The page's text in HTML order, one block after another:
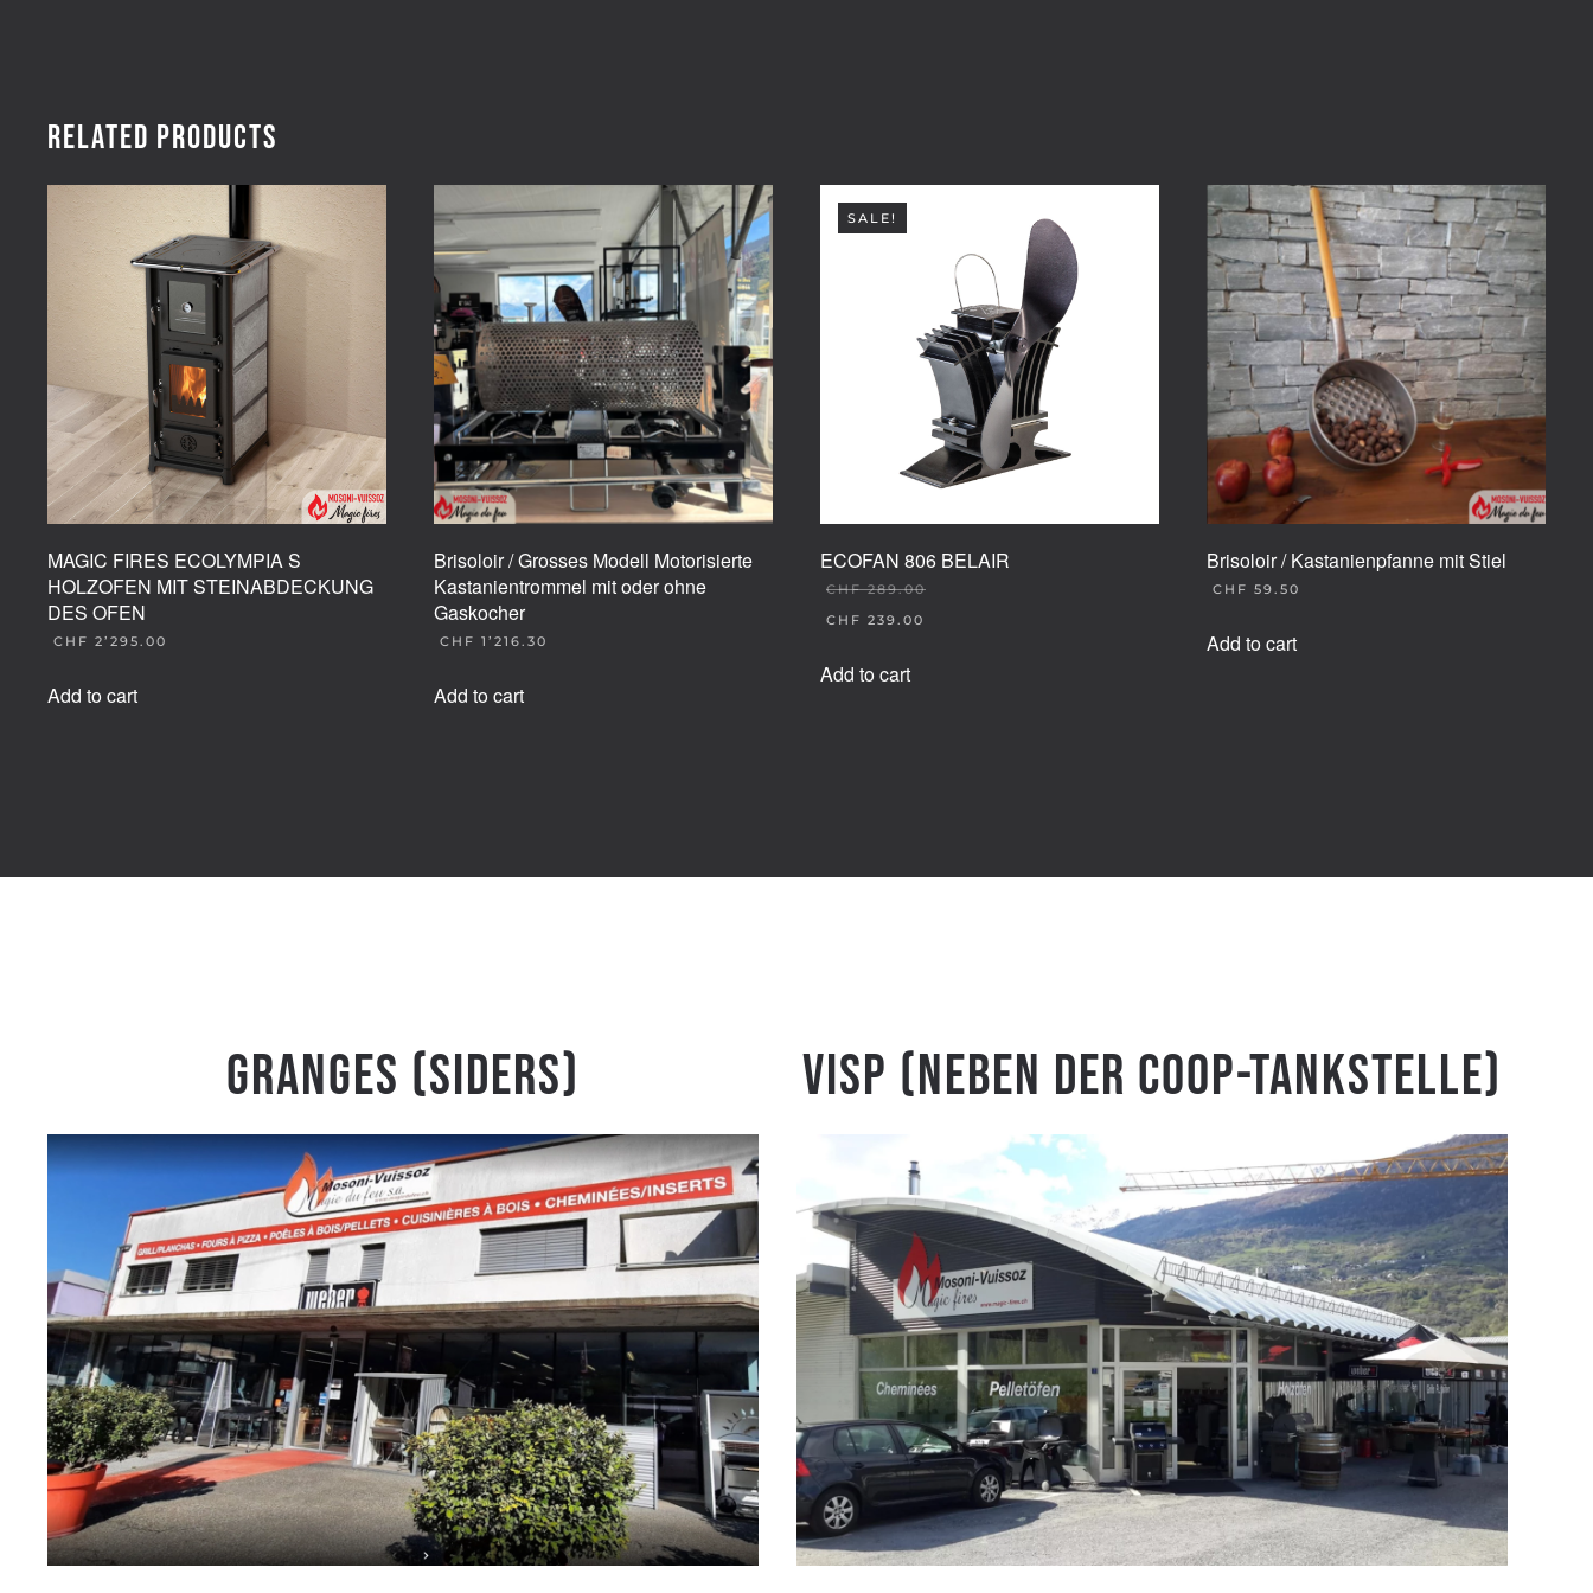
Related products
MAGIC FIRES ECOLYMPIA S
HOLZOFEN MIT STEINABDECKUNG
DES OFEN
CHF 2’295.00
Add to cart
Brisoloir / Grosses Modell Motorisierte
Kastanientrommel mit oder ohne
Gaskocher
CHF 1’216.30
Add to cart
SALE!
ECOFAN 806 BELAIR
CHF289.00
ORIGINAL
CHF 289.00.
CHF 239.00
IS:
Add to cart
Brisoloir / Kastanienpfanne mit Stiel
CHF 59.50
Add to cart
Granges (Siders) Visp (Neben der Coop-Tankstelle)